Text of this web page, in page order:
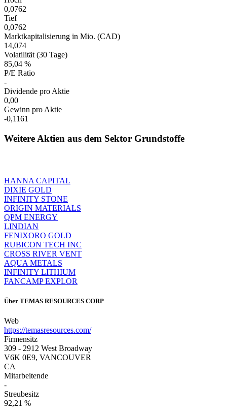
0,0762
Tief
0,0762
Marktkapitalisierung in Mio. (CAD)
14,074
Volatilität (30 Tage)
85,04 %
P/E Ratio
-
Dividende pro Aktie
0,00
Gewinn pro Aktie
-0,1161
Weitere Aktien aus dem Sektor Grundstoffe
HANNA CAPITAL
DIXIE GOLD
INFINITY STONE
ORIGIN MATERIALS
QPM ENERGY
LINDIAN
FENIXORO GOLD
RUBICON TECH INC
CROSS RIVER VENT
AQUA METALS
INFINITY LITHIUM
FANCAMP EXPLOR
Über TEMAS RESOURCES CORP
Web
https://temasresources.com/
Firmensitz
309 - 2912 West Broadway
V6K 0E9, VANCOUVER
CA
Mitarbeitende
-
Streubesitz
92,21 %